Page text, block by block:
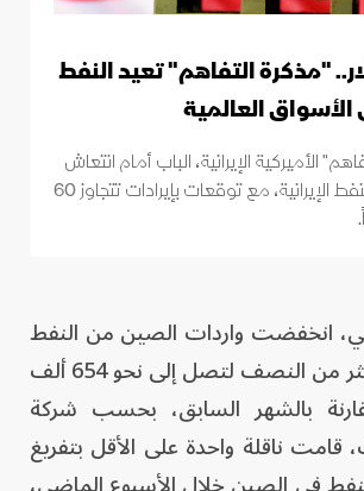
"مذكرة التفاهم" تعيد النفط
الأسواق العالمية
الأميركية الإيرانية، الباب أمام انتعاش
واسع لصادرات النفط الإيرانية، مع توقعات بإيرادات تتجاوز 60
انخفضت واردات الصين من النفط
الخام الإيراني بأكثر من النصف لتصل إلى نحو 654 ألف
بالشهر السابق، بحسب شركة
قامت ناقلة واحدة على الأقل بتفريغ